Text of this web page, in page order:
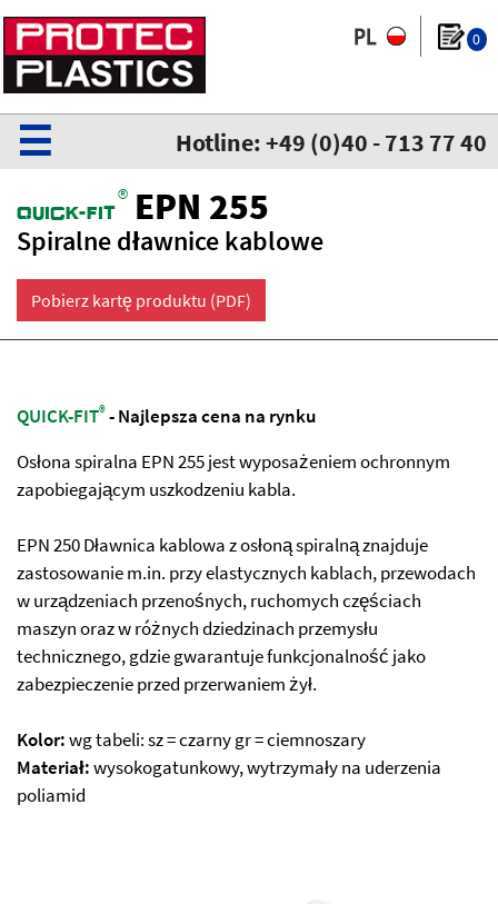
0
Hotline: +49 (0)40 - 713 77 40
☰
QuiCk-fit® EPN 255
Spiralne dławnice kablowe
Pobierz kartę produktu (PDF)
QUICK-FIT®- Najlepsza cena na rynku
Osłona spiralna EPN 255 jest wyposażeniem ochronnym
zapobiegającym uszkodzeniu kabla.
EPN 250 Dławnica kablowa z osłoną spiralną znajduje
zastosowanie m.in. przy elastycznych kablach, przewodach
w urządzeniach przenośnych, ruchomych częściach
maszyn oraz w różnych dziedzinach przemysłu
technicznego, gdzie gwarantuje funkcjonalność jako
zabezpieczenie przed przerwaniem żył.
Kolor:wg tabeli: sz = czarny gr = ciemnoszary
Materiał:wysokogatunkowy, wytrzymały na uderzenia
poliamid